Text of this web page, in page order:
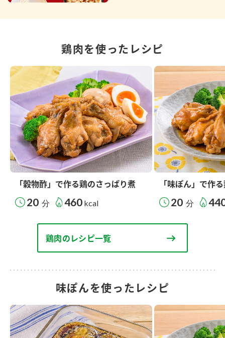
鶏肉を使ったレシピ
「穀物酢」で作る鶏のさっぱり煮
20 分 460 kcal
「味ぽん」で作
20 分
鶏肉のレシピ一覧
味ぽんを使ったレシピ